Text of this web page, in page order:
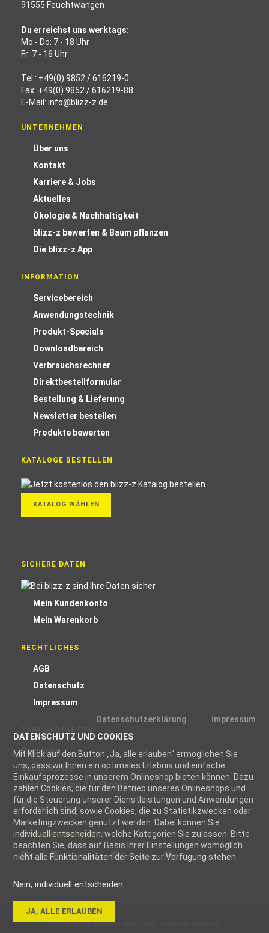
Datenschutzerklärung
Impressum
DATENSCHUTZ UND COOKIES
Mit Klick auf den Button „Ja, alle erlauben“ ermöglichen Sie
uns, dass wir Ihnen ein optimales Erlebnis und einfache
Einkaufsprozesse in unserem Onlineshop bieten können. Dazu
zählen Cookies, die für den Betrieb unseres Onlineshops und
für die Steuerung unserer Dienstleistungen und Anwendungen
erforderlich sind, sowie Cookies, die zu Statistikzwecken oder
Marketingzwecken genutzt werden. Dabei können Sie
individuell entscheiden, welche Kategorien Sie zulassen. Bitte
beachten Sie, dass auf Basis Ihrer Einstellungen womöglich
nicht alle Funktionalitäten der Seite zur Verfügung stehen.
Nein, individuell entscheiden
JA, ALLE ERLAUBEN
91555 Feuchtwangen
Du erreichst uns werktags:
Mo - Do: 7 - 18 Uhr
Fr: 7 - 16 Uhr
Tel.: +49(0) 9852 / 616219-0
Fax: +49(0) 9852 / 616219-88
E-Mail: info@blizz-z.de
UNTERNEHMEN
Über uns
Kontakt
Karriere & Jobs
Aktuelles
Ökologie & Nachhaltigkeit
blizz-z bewerten & Baum pflanzen
Die blizz-z App
INFORMATION
Servicebereich
Anwendungstechnik
Produkt-Specials
Downloadbereich
Verbrauchsrechner
Direktbestellformular
Bestellung & Lieferung
Newsletter bestellen
Produkte bewerten
KATALOGE BESTELLEN
KATALOG WÄHLEN
SICHERE DATEN
Mein Kundenkonto
Mein Warenkorb
RECHTLICHES
AGB
Datenschutz
Impressum
Rechnung
Vorauskasse
Lastschrift mit 2 % Skonto
WIR VERSENDEN MIT
© 2026 blizz-z Handwerk Direkt GmbH. All Rights Reserved.